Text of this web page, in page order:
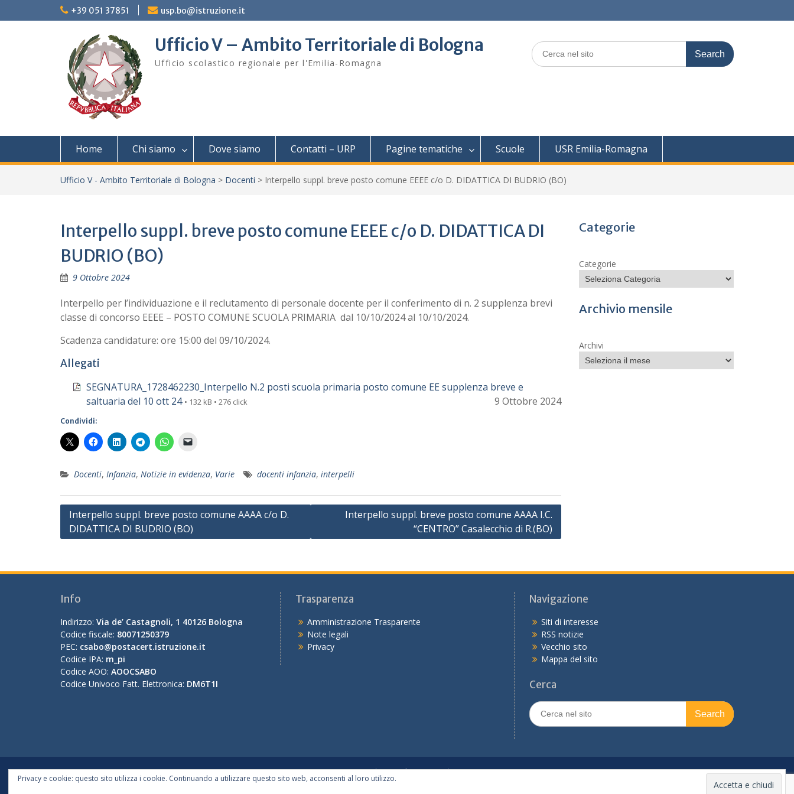
to
+39 051 37851 usp.bo@istruzione.it
Ufficio V – Ambito Territoriale di Bologna
Ufficio scolastico regionale per l'Emilia-Romagna
Search
for:
Home Chi siamo Dove siamo Contatti – URP Pagine tematiche Scuole USR Emilia-Romagna
Ufficio V - Ambito Territoriale di Bologna > Docenti > Interpello suppl. breve posto comune EEEE c/o D. DIDATTICA DI BUDRIO (BO)
Interpello suppl. breve posto comune EEEE c/o D. DIDATTICA DI
BUDRIO (BO)
9 Ottobre 2024
Interpello per l’individuazione e il reclutamento di personale docente per il conferimento di n. 2 supplenza brevi
classe di concorso EEEE – POSTO COMUNE SCUOLA PRIMARIA dal 10/10/2024 al 10/10/2024.
Scadenza candidature: ore 15:00 del 09/10/2024.
Allegati
SEGNATURA_1728462230_Interpello N.2 posti scuola primaria posto comune EE supplenza breve e
saltuaria del 10 ott 24 • 132 kB • 276 click 9 Ottobre 2024
Condividi:
Docenti, Infanzia, Notizie in evidenza, Varie docenti infanzia, interpelli
Navigazione
articoli
Interpello suppl. breve posto comune AAAA c/o D.
DIDATTICA DI BUDRIO (BO)
Interpello suppl. breve posto comune AAAA I.C.
“CENTRO” Casalecchio di R.(BO)
Categorie
Categorie
Archivio mensile
Archivi
Info
Indirizzo: Via de’ Castagnoli, 1 40126 Bologna
Codice fiscale: 80071250379
PEC: csabo@postacert.istruzione.it
Codice IPA: m_pi
Codice AOO: AOOCSABO
Codice Univoco Fatt. Elettronica: DM6T1I
Trasparenza
Amministrazione Trasparente
Note legali
Privacy
Navigazione
Siti di interesse
RSS notizie
Vecchio sito
Mappa del sito
Cerca
Search
for:
In primo piano Tutte le notizie
I servizi
Privacy e cookie: questo sito utilizza i cookie. Continuando a utilizzare questo sito web, acconsenti al loro utilizzo.